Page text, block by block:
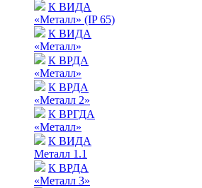
К ВИДА
«Металл» (IP 65)
К ВИДА
«Металл»
К ВРДА
«Металл»
К ВРДА
«Металл 2»
К ВРГДА
«Металл»
К ВИДА
Металл 1.1
К ВРДА
«Металл 3»